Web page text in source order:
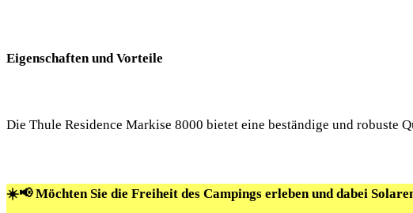
Eigenschaften und Vorteile
Die Thule Residence Markise 8000 bietet eine beständige und robuste
☀️📢 Möchten Sie die Freiheit des Campings erleben und dabei